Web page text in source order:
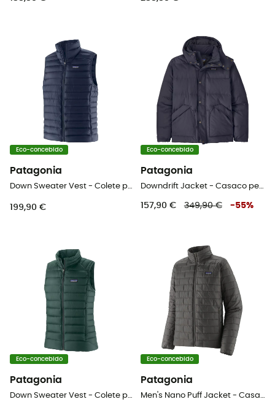
Eco-concebido
Patagonia
199,90 €
Eco-concebido
Patagonia
157,90 € 349,90 € -55%
Eco-concebido
Patagonia
Eco-concebido
Patagonia